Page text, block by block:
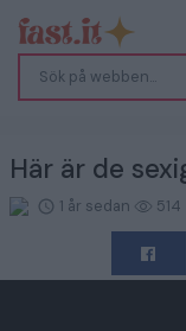
Här är de
1 år sedan 514